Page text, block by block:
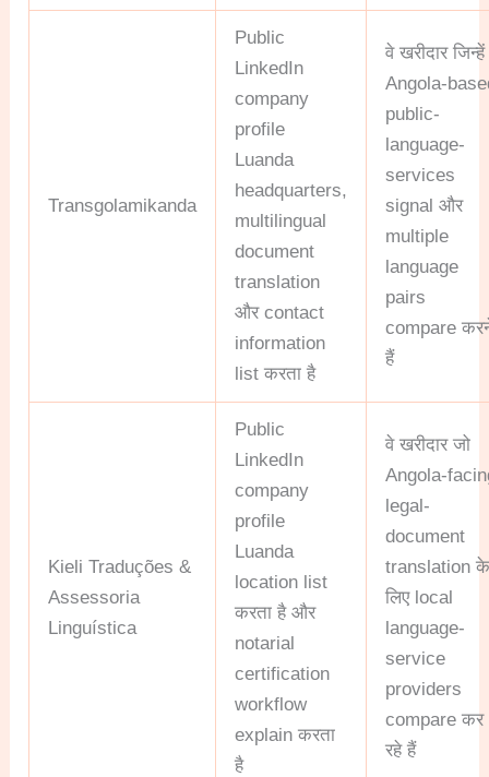
Transgolamikanda
Public
LinkedIn
company
profile
Luanda
headquarters,
multilingual
document
translation
और contact
information
list करता है
वे खरीदार जिन्हें
Angola-
public-
language-
services
signal और
multiple
language
pairs
compare
हैं
Kieli Traduções &
Assessoria
Linguística
Public
LinkedIn
company
profile
Luanda
location list
करता है और
notarial
certification
workflow
explain करता
है
वे खरीदार जो
Angola-
legal-
document
translation
लिए local
language-
service
providers
compare कर
रहे हैं